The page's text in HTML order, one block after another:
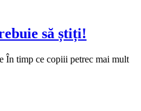
să știți!
În timp ce copiii petrec mai mult